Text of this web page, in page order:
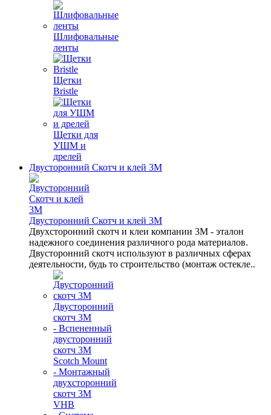
Шлифовальные
ленты
Щетки
Bristle
Щетки для
УШМ и
дрелей
Двусторонний Скотч и клей 3М
Двусторонний Скотч и клей 3М
Двухсторонний скотч и клеи компании 3M - эталон
надежного соединения различного рода материалов.
Двусторонний скотч используют в различных сферах
деятельности, будь то строительство (монтаж остекле..
Двусторонний
скотч 3М
- Вспененный
двусторонний
скотч 3M
Scotch Mount
- Монтажный
двухсторонний
скотч 3М
VHB